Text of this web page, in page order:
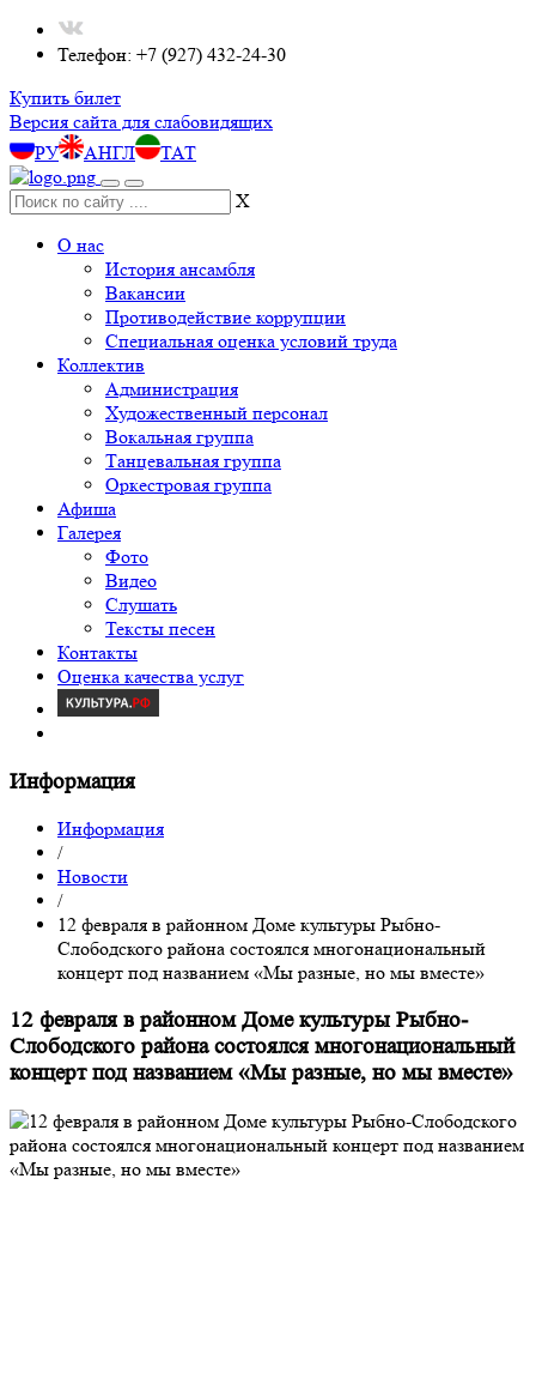
Телефон: +7 (927) 432-24-30
Купить билет
Версия сайта для слабовидящих
РУ
АНГЛ ТАТ
X
О нас
История ансамбля
Вакансии
Противодействие коррупции
Специальная оценка условий труда
Коллектив
Администрация
Художественный персонал
Вокальная группа
Танцевальная группа
Оркестровая группа
Афиша
Галерея
Фото
Видео
Слушать
Тексты песен
Контакты
Оценка качества услуг
Информация
Информация
/
Новости
/
12 февраля в районном Доме культуры Рыбно-
Слободского района состоялся многонациональный
концерт под названием «Мы разные, но мы вместе»
12 февраля в районном Доме культуры Рыбно-
Слободского района состоялся многонациональный
концерт под названием «Мы разные, но мы вместе»